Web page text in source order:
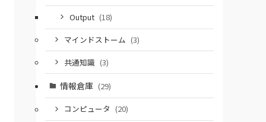
Output (18)
マインドストーム (3)
共通知識 (3)
情報倉庫 (29)
コンピュータ (20)